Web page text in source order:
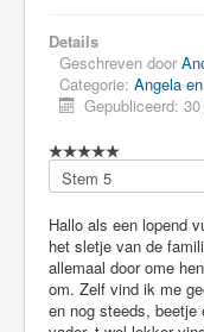
Details
Geschreven door
Categorie: Angela
Gepubliceerd:
Voeg
waardering
Hallo als een lopend
het sletje van de
allemaal door ome
om. Zelf vind ik me
en nog steeds,